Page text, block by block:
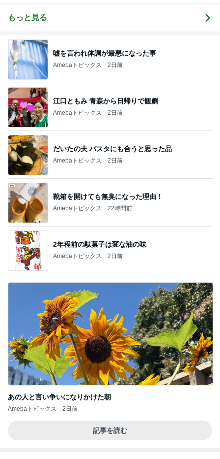
もっと見る
嘘を言われ体調が最悪になった事
Amebaトピックス 2日前
江口ともみ 青森から日帰りで観劇
Amebaトピックス 2日前
だいたの夫 パスタにも合うと思った品
Amebaトピックス 2日前
靴箱を開けても無臭になった理由！
Amebaトピックス 22時間前
2年程前の駄菓子は変な油の味
Amebaトピックス 2日前
あの人と言い争いになりかけた朝
Amebaトピックス 2日前
記事を読む